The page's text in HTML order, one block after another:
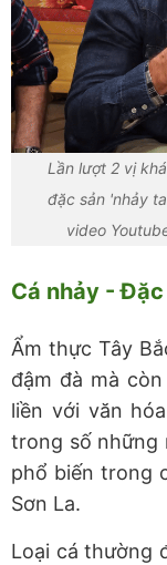
Lần lượt 2 vị
đặc sản 'nhảy
video
Cá nhảy -
Ẩm thực Tây
đậm đà mà
liền với văn
trong số những
phổ biến trong
Sơn La.
Loại cá thường